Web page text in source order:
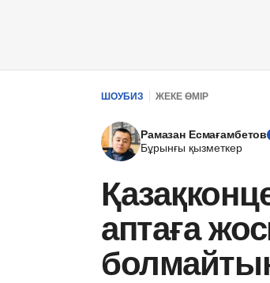
ШОУБИЗ ЖЕКЕ ӨМІР
Рамазан Есмағамбетов
Бұрынғы қызметкер
аптаға